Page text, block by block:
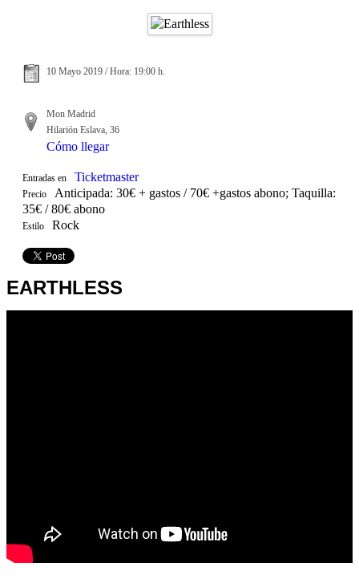
10 Mayo 2019 / Hora: 19:00 h.
Mon Madrid
Hilarión Eslava, 36
Cómo llegar
Entradas en Ticketmaster
Precio
Anticipada: 30€ + gastos / 70€ +gastos abono; Taquilla:
35€ / 80€ abono
Estilo Rock
EARTHLESS